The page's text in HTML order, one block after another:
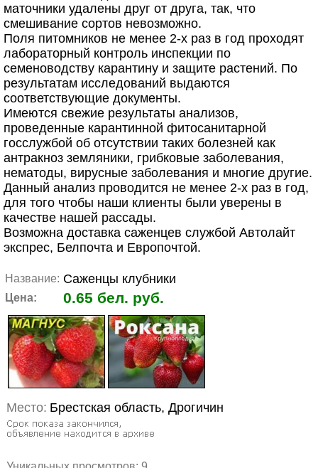
маточники удалены друг от друга, так, что
смешивание сортов невозможно.
Поля питомников не менее 2-х раз в год проходят
лабораторный контроль инспекции по
семеноводству карантину и защите растений. По
результатам исследований выдаются
соответствующие документы.
Имеются свежие результаты анализов,
проведенные карантинной фитосанитарной
госслужбой об отсутствии таких болезней как
антракноз земляники, грибковые заболевания,
нематоды, вирусные заболевания и многие другие.
Данный анализ проводится не менее 2-х раз в год,
для того чтобы наши клиенты были уверены в
качестве нашей рассады.
Возможна доставка саженцев службой Автолайт
экспрес, Белпочта и Европочтой.
Название: Саженцы клубники
Цена: 0.65 бел. руб.
Место: Брестская область, Дрогичин